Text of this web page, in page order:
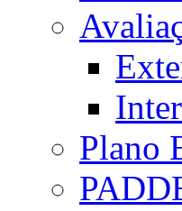
Plano